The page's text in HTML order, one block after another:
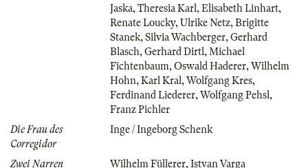
Jaska, Theresia Karl , Elisabeth Linhart,
Renate Loucky, Ulrike Netz, Brigitte
Stanek, Silvia Wachberger, Gerhard
Blasch, Gerhard Dirtl , Michael
Fichtenbaum, Oswald Haderer, Wilhelm
Hohn, Karl Kral , Wolfgang Kres,
Ferdinand Liederer, Wolfgang Pehsl ,
Franz Pichler
Die Frau des
Corregidor
Inge / Ingeborg Schenk
Zwei Narren Wilhelm Füllerer, Istvan Varga